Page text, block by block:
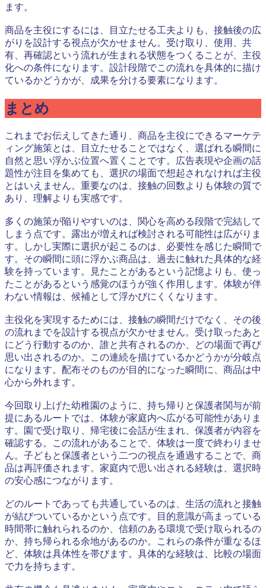
ます。
商品を主役にするには、目立たせる工夫よりも、接触後の広
がりを設計する視点が欠かせません。受け取り、使用、共
有、再確認という流れが生まれる状態をつくることが、主役
化への条件になります。設計段階でこの流れを具体的に描け
ているかどうかが、成果を分ける要素になります。
まとめ
これまでお伝えしてきた通り、商品を主役にできるマーケテ
ィング施策とは、目立たせることではなく、選ばれる瞬間に
自然と思い浮かぶ位置へ置くことです。広告表現や企画の話
題性が注目を集めても、選択の場面で想起されなければ主役
とはいえません。重要なのは、接触の回数よりも体験の質で
あり、理解よりも実感です。
多くの施策が陥りやすいのは、関心を高める段階で完結して
しまう点です。露出が増えれば検討される可能性は広がりま
す。しかし実際に選択が起こるのは、必要性を感じた瞬間で
す。その瞬間に頭に浮かぶ商品は、過去に触れた具体的な経
験を持っています。見たことがあるという記憶よりも、使っ
たことがあるという感覚のほうが強く作用します。体験が伴
わない情報は、候補として浮かびにくくなります。
主役化を実現するためには、接触の瞬間だけでなく、その後
の流れまでを設計する視点が欠かせません。受け取ったあと
にどう行動するのか、誰と共有されるのか、どの場面で再び
思い出されるのか。この連続を描けているかどうかが分岐点
になります。配布そのものが目的になった瞬間に、商品は中
心から外れます。
今回取り上げた幼稚園のように、持ち帰りと保護者関与が前
提にあるルートでは、体験が家庭内へ広がる可能性がありま
す。園で受け取り、帰宅後に会話が生まれ、保護者が内容を
確認する。この流れがあることで、体験は一度で終わりませ
ん。子どもと保護者という二つの視点を通過することで、商
品は再評価されます。家庭内で思い出される経験は、選択時
の安心感につながります。
どのルートであっても共通しているのは、生活の流れと接触
が結びついているかという点です。目的意識が高まっている
時間帯に触れられるのか、信頼のある環境で受け取られるの
か、持ち帰られる余地があるのか。これらの条件が重なるほ
ど、体験は具体性を帯びます。具体的な経験は、比較の場面
で力を持ちます。